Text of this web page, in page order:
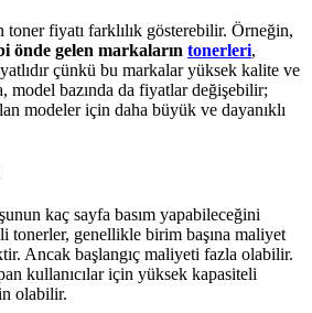
toner fiyatı farklılık gösterebilir. Örneğin,
önde gelen markaların tonerleri,
çünkü bu markalar yüksek kalite ve
model bazında da fiyatlar değişebilir;
modeler için daha büyük ve dayanıklı
kaç sayfa basım yapabileceğini
tonerler, genellikle birim başına maliyet
Ancak başlangıç maliyeti fazla olabilir.
kullanıcılar için yüksek kapasiteli
olabilir.